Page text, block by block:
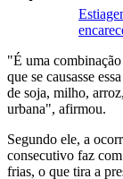
"É uma
que se causasse
de soja, milho,
urbana", afirmou.
Segundo ele, a
consecutivo faz
frias, o que tira a